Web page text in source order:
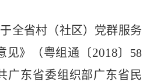
全省村（社区）党群服务
见》（粤组通〔 2018〕 58
广东省委组织部广东省民